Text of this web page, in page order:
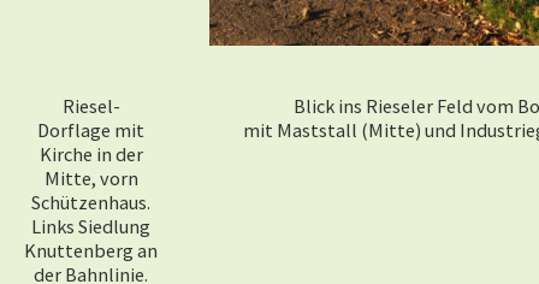
Riesel-
Dorflage mit
Kirche in der
Mitte, vorn
Schützenhaus.
Links Siedlung
Knuttenberg an
der Bahnlinie.
Blick ins Rieseler Feld vom
mit Maststall (Mitte) und